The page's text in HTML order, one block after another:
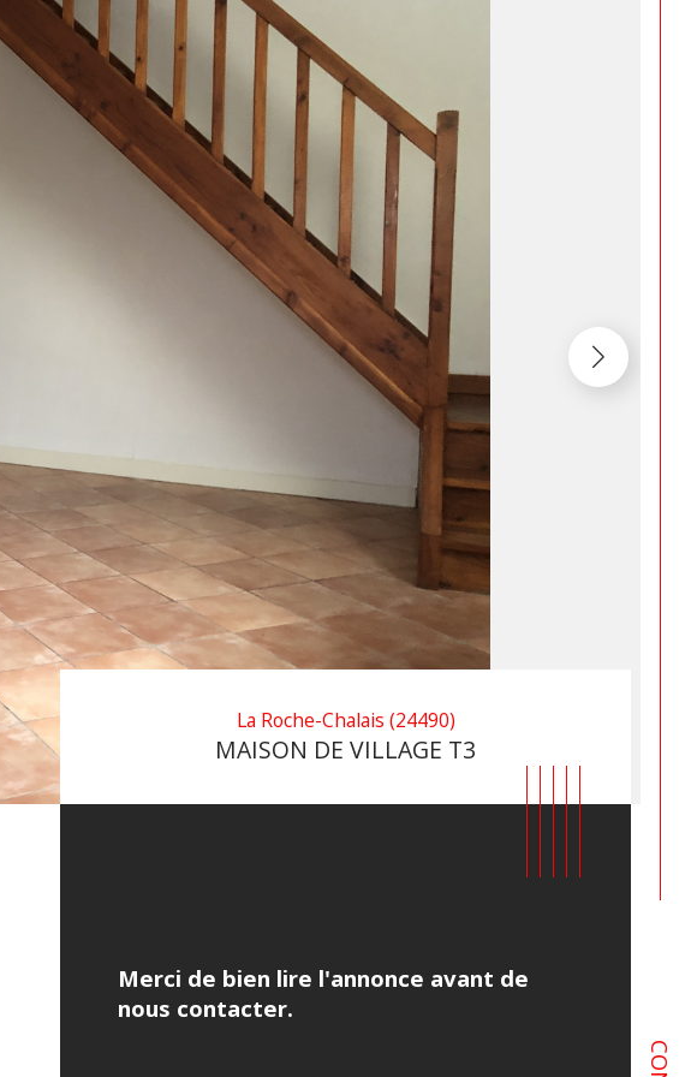
La Roche-Chalais (24490)
MAISON DE VILLAGE T3
Merci de bien lire l'annonce avant de
nous contacter.